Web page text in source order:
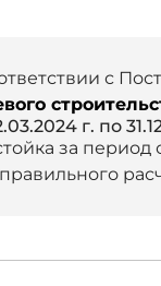
с
г. по
за период